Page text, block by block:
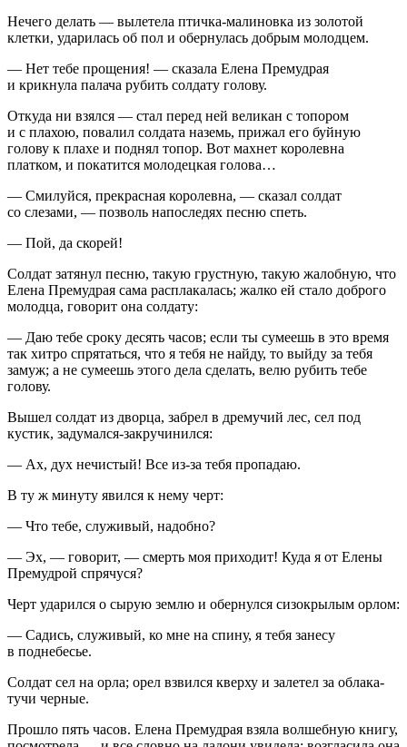
Нечего делать — вылетела птичка-малиновка из золотой
клетки, ударилась об пол и обернулась добрым молодцем.
— Нет тебе прощения! — сказала Елена Премудрая
и крикнула палача рубить солдату голову.
Откуда ни взялся — стал перед ней великан с топором
и с плахою, повалил солдата наземь, прижал его буйную
голову к плахе и поднял топор. Вот махнет королевна
платком, и покатится молодецкая голова…
— Смилуйся, прекрасная королевна, — сказал солдат
со слезами, — позволь напоследях песню спеть.
— Пой, да скорей!
Солдат затянул песню, такую грустную, такую жалобную, что
Елена Премудрая сама расплакалась; жалко ей стало доброго
молодца, говорит она солдату:
— Даю тебе сроку десять часов; если ты сумеешь в это время
так хитро спрятаться, что я тебя не найду, то выйду за тебя
замуж; а не сумеешь этого дела сделать, велю рубить тебе
голову.
Вышел солдат из дворца, забрел в дремучий лес, сел под
кустик, задумался-закручинился:
— Ах, дух нечистый! Все из-за тебя пропадаю.
В ту ж минуту явился к нему черт:
— Что тебе, служивый, надобно?
— Эх, — говорит, — смерть моя приходит! Куда я от Елены
Премудрой спрячуся?
Черт ударился о сырую землю и обернулся сизокрылым орлом:
— Садись, служивый, ко мне на спину, я тебя занесу
в поднебесье.
Солдат сел на орла; орел взвился кверху и залетел за облака-
тучи черные.
Прошло пять часов. Елена Премудрая взяла волшебную книгу,